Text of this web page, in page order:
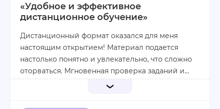
«Удобное и эффективное
дистанционное обучение»
Дистанционный формат оказался для меня
настоящим открытием! Материал подается
настолько понятно и увлекательно, что сложно
оторваться. Мгновенная проверка заданий и
гибкий график занятий – идеальное сочетание